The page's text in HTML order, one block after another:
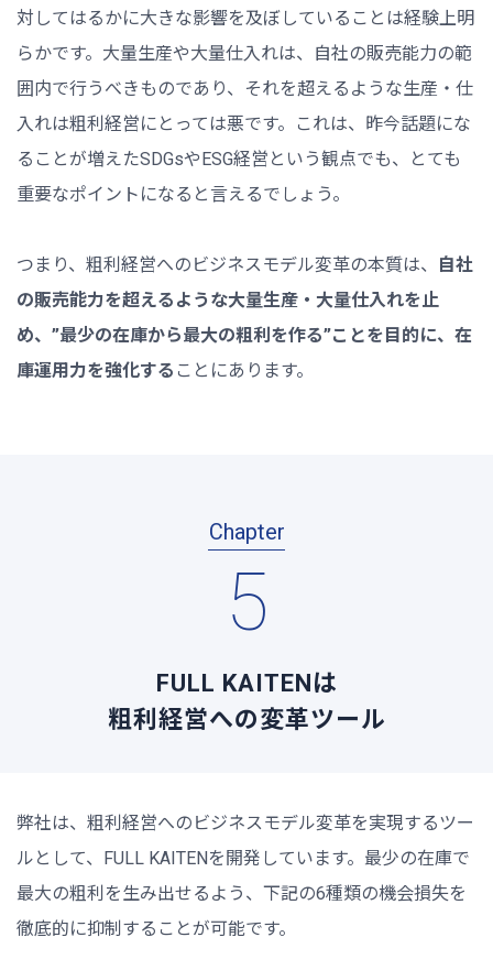
対してはるかに大きな影響を及ぼしていることは経験上明
らかです。大量生産や大量仕入れは、自社の販売能力の範
囲内で行うべきものであり、それを超えるような生産・仕
入れは粗利経営にとっては悪です。これは、昨今話題にな
ることが増えたSDGsやESG経営という観点でも、とても
重要なポイントになると言えるでしょう。
つまり、粗利経営へのビジネスモデル変革の本質は、
自社
の販売能力を超えるような大量生産・大量仕入れを止
め、”最少の在庫から最大の粗利を作る”ことを目的に、在
庫運用力を強化する ことにあります。
Chapter
5
FULL KAITENは
粗利経営への変革ツール
弊社は、粗利経営へのビジネスモデル変革を実現するツー
ルとして、FULL KAITENを開発しています。最少の在庫で
最大の粗利を生み出せるよう、下記の6種類の機会損失を
徹底的に抑制することが可能です。